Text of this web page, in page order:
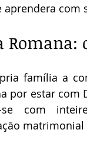
aprendera
Romana:
família a
por estar com
com